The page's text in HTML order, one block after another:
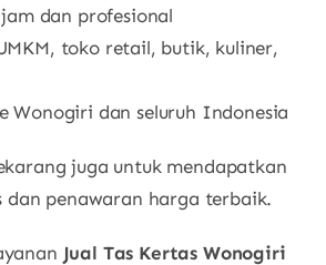
dan profesional
toko retail, butik, kuliner,
Wonogiri dan seluruh Indonesia
juga untuk mendapatkan
dan penawaran harga terbaik.
Jual Tas Kertas Wonogiri